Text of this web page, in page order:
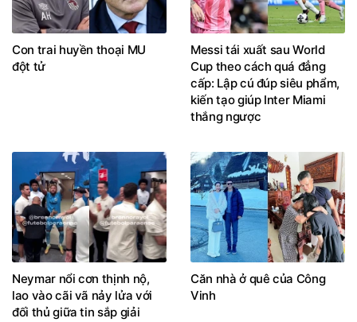
Con trai huyền thoại MU
đột tử
Messi tái xuất sau World
Cup theo cách quá đẳng
cấp: Lập cú đúp siêu phẩm,
kiến tạo giúp Inter Miami
thắng ngược
Neymar nổi cơn thịnh nộ,
lao vào cãi vã nảy lửa với
đối thủ giữa tin sắp giải
nghệ
Căn nhà ở quê của Công
Vinh